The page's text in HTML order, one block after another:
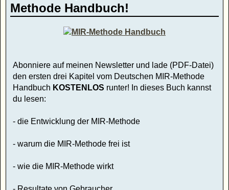
Methode Handbuch!
Abonniere auf meinen Newsletter und lade (PDF-Datei)
den ersten drei Kapitel vom Deutschen MIR-Methode
Handbuch KOSTENLOS runter! In dieses Buch kannst
du lesen:
- die Entwicklung der MIR-Methode
- warum die MIR-Methode frei ist
- wie die MIR-Methode wirkt